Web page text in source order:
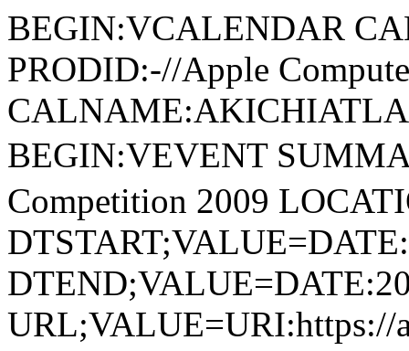
BEGIN:VCALENDAR
PRODID:-//Apple
BEGIN:VEVENT
Competition 2009
URL;VALUE=URI:https://